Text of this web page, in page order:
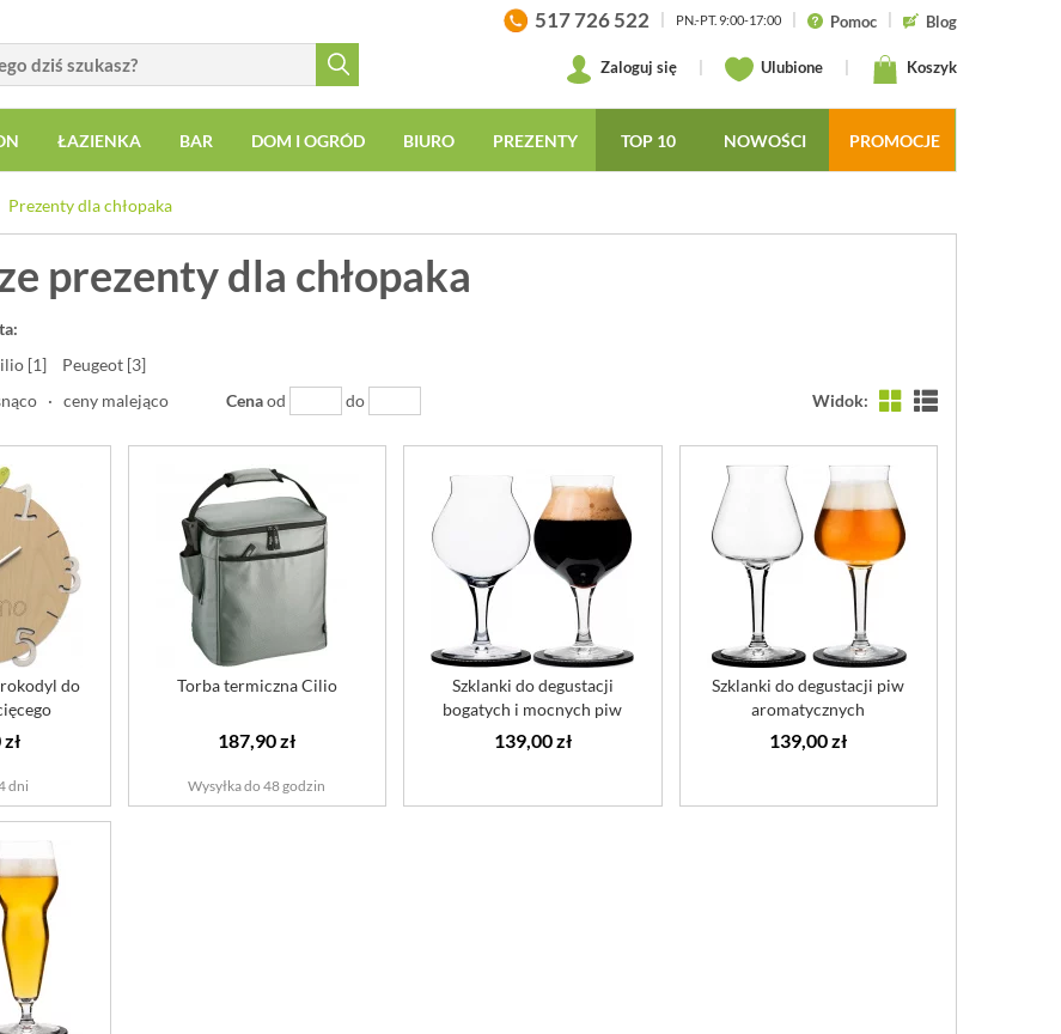
517 726 522 PN.-PT. 9:00-17:00 Pomoc Blog
Zaloguj się Ulubione Koszyk
ŁAZIENKA BAR DOM I OGRÓD BIURO PREZENTY TOP 10 NOWOŚCI PROMOCJE
Prezenty dla chłopaka
prezenty dla chłopaka
[1]
Peugeot [3]
· ceny malejąco Cenaod do Widok:
do
dni
Torba termiczna Cilio
187,90 zł
Wysyłka do 48 godzin
Szklanki do degustacji
bogatych i mocnych piw
139,00 zł
Szklanki do degustacji piw
aromatycznych
139,00 zł